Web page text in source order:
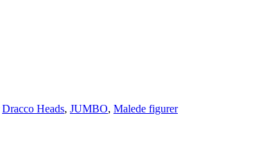
Dracco Heads, JUMBO, Malede figurer